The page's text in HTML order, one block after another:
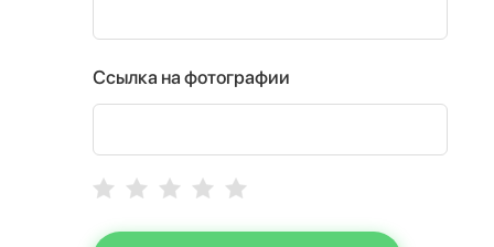
Ссылка на фотографии